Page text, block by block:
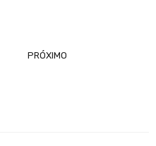
PRÓXIMO